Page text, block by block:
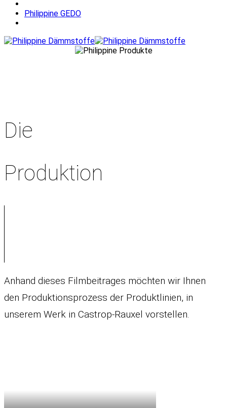
Philippine GEDO
Die
Produktion
Anhand dieses Filmbeitrages möchten wir Ihnen
den Produktionsprozess der Produktlinien, in
unserem Werk in Castrop-Rauxel vorstellen.